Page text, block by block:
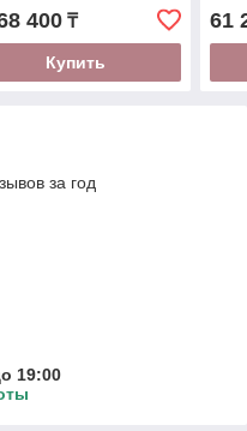
400₸
Купить
61
за год
19:00